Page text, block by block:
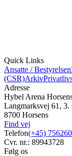
Quick Links
Ansatte / Bestyrelsen
(CSR)Arkiv
Adresse
Hybel Arena
Langmarksvej 61, 3.
8700 Horsens
Find vej
Telefon(+45)
Cvr. nr.: 89943728
Følg os